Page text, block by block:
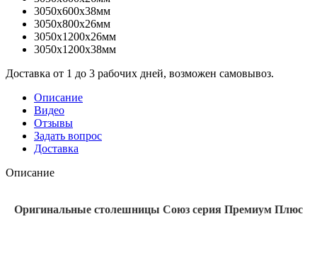
3050x600x38мм
3050x800x26мм
3050x1200x26мм
3050x1200x38мм
Доставка от 1 до 3 рабочих дней, возможен самовывоз.
Описание
Видео
Отзывы
Задать вопрос
Доставка
Описание
Оригинальные столешницы Союз серия Премиум Плюс